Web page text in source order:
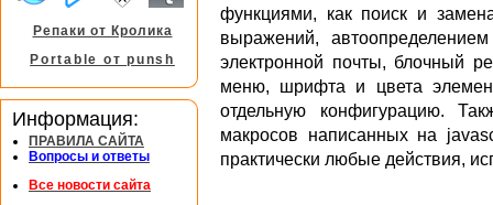
функциями, как поиск и
выражений,
электронной почты, блочный
меню, шрифта и цвета
отдельную конфигурацию.
макросов написанных на
практически любые действия,
Репаки от Кролика
Portable от punsh
Информация:
ПРАВИЛА САЙТА
Вопросы и ответы
Все новости сайта